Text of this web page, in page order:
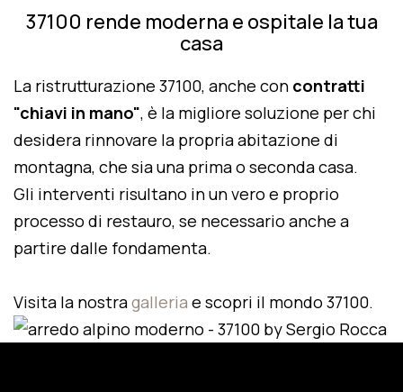
37100 rende moderna e ospitale la tua
casa
La ristrutturazione 37100, anche con contratti
"chiavi in mano", è la migliore soluzione per chi
desidera rinnovare la propria abitazione di
montagna, che sia una prima o seconda casa.
Gli interventi risultano in un vero e proprio
processo di restauro, se necessario anche a
partire dalle fondamenta.
Visita la nostragalleria e scopri il mondo 37100.